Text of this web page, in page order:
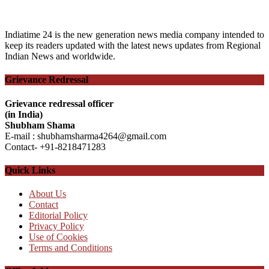
Indiatime 24 is the new generation news media company intended to
keep its readers updated with the latest news updates from Regional
Indian News and worldwide.
Grievance Redressal
Grievance redressal officer
(in India)
Shubham Shama
E-mail : shubhamsharma4264@gmail.com
Contact- +91-8218471283
Quick Links
About Us
Contact
Editorial Policy
Privacy Policy
Use of Cookies
Terms and Conditions